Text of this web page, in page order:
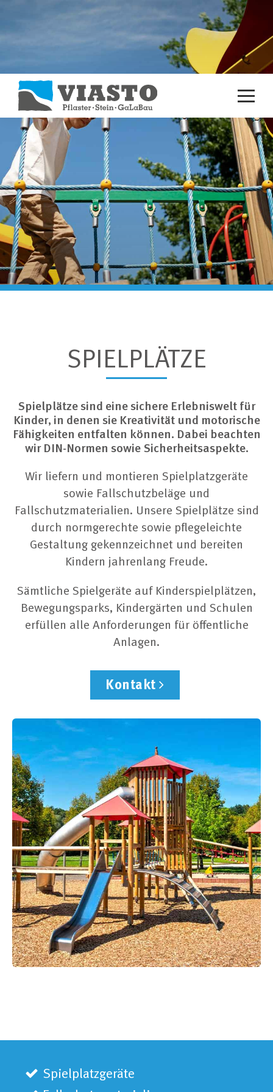
SPIELPLÄTZE
Spielplätze sind eine sichere Erlebniswelt für
Kinder, in denen sie Kreativität und motorische
Fähigkeiten entfalten können. Dabei beachten
wir DIN-Normen sowie Sicherheitsaspekte.
Wir liefern und montieren Spielplatzgeräte
sowie Fallschutzbeläge und
Fallschutzmaterialien. Unsere Spielplätze sind
durch normgerechte sowie pflegeleichte
Gestaltung gekennzeichnet und bereiten
Kindern jahrenlang Freude.
Sämtliche Spielgeräte auf Kinderspielplätzen,
Bewegungsparks, Kindergärten und Schulen
erfüllen alle Anforderungen für öffentliche
Anlagen.
Kontakt
Spielplatzgeräte